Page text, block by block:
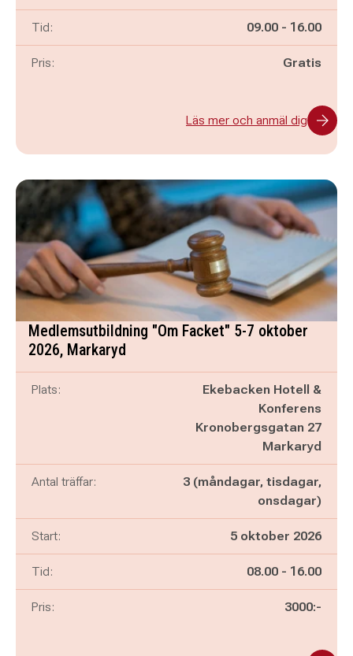
Tid: Pågår mellan
09.00 - och
16.00
Pris: Gratis
Läs mer och anmäl dig
Medlemsutbildning "Om Facket" 5-7 oktober
2026, Markaryd
Plats:
Ekebacken Hotell &
Konferens
Kronobergsgatan 27
Markaryd
Antal träffar:
3 (måndagar, tisdagar,
onsdagar)
Start: 5 oktober 2026
Tid: Pågår mellan
08.00 - och
16.00
Pris: 3000:-